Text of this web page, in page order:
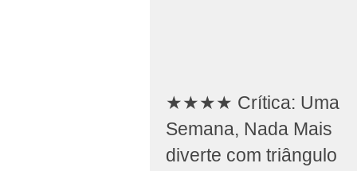
★★★★ Crítica: Uma
Semana, Nada Mais
diverte com triângulo